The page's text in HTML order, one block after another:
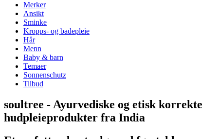
Merker
Ansikt
Sminke
Kropps- og badepleie
Hår
Menn
Baby & barn
Temaer
Sonnenschutz
Tilbud
soultree - Ayurvediske og etisk korrekte
hudpleieprodukter fra India